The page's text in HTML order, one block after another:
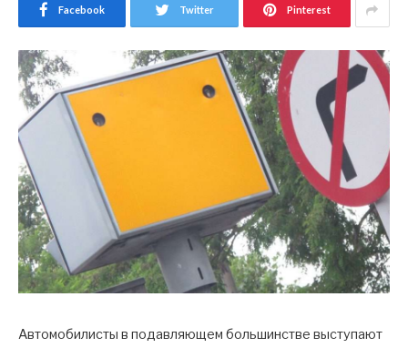
Facebook Twitter Pinterest
Автомобилисты в подавляющем большинстве выступают